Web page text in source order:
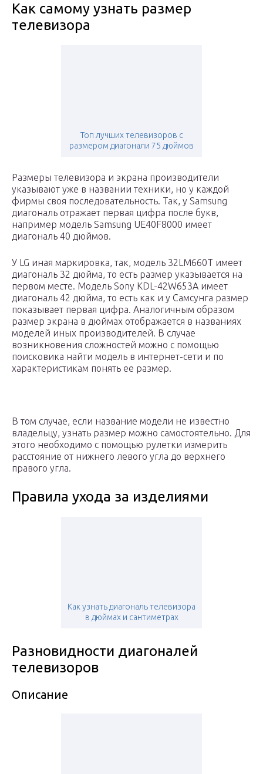
Как самому узнать размер
телевизора
Топ лучших телевизоров с
размером диагонали 75 дюймов
Размеры телевизора и экрана производители
указывают уже в названии техники, но у каждой
фирмы своя последовательность. Так, у Samsung
диагональ отражает первая цифра после букв,
например модель Samsung UE40F8000 имеет
диагональ 40 дюймов.
У LG иная маркировка, так, модель 32LM660T имеет
диагональ 32 дюйма, то есть размер указывается на
первом месте. Модель Sony KDL-42W653A имеет
диагональ 42 дюйма, то есть как и у Самсунга размер
показывает первая цифра. Аналогичным образом
размер экрана в дюймах отображается в названиях
моделей иных производителей. В случае
возникновения сложностей можно с помощью
поисковика найти модель в интернет-сети и по
характеристикам понять ее размер.
В том случае, если название модели не известно
владельцу, узнать размер можно самостоятельно. Для
этого необходимо с помощью рулетки измерить
расстояние от нижнего левого угла до верхнего
правого угла.
Правила ухода за изделиями
Как узнать диагональ телевизора
в дюймах и сантиметрах
Разновидности диагоналей
телевизоров
Описание